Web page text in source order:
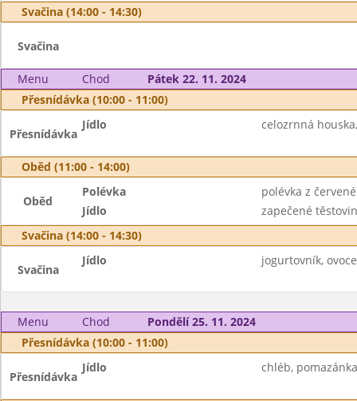
Svačina (14:00 - 14:30)
Svačina
Menu Chod
Pátek 22. 11. 2024
Přesnídávka (10:00 - 11:00)
Přesnídávka
Jídlo celozrnná
Oběd (11:00 - 14:00)
Oběd
Polévka
polévka z
Jídlo
zapečené
Svačina (14:00 - 14:30)
Svačina
Jídlo jogurtovník,
Menu Chod
Pondělí 25. 11. 2024
Přesnídávka (10:00 - 11:00)
Přesnídávka
Jídlo chléb,